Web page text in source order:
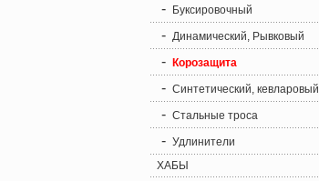
- Буксировочный
- Динамический, Рывковый
- Корозащита
- Синтетический, кевларовый
- Стальные троса
- Удлинители
ХАБЫ